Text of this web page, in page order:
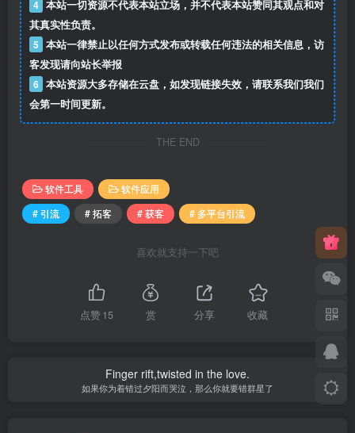
4 本站一切资源不代表本站立场，并不代表本站赞同其观点和对
其真实性负责。
5 本站一律禁止以任何方式发布或转载任何违法的相关信息，访
客发现请向站长举报
6 本站资源大多存储在云盘，如发现链接失效，请联系我们我们
会第一时间更新。
THE END
软件工具
软件应用
# 引流
# 拓客 # 获客 # 多平台引流
喜欢就支持一下吧
点赞15 赏 分享 收藏
Finger rift,twisted in the love.
如果你为着错过夕阳而哭泣，那么你就要错群星了